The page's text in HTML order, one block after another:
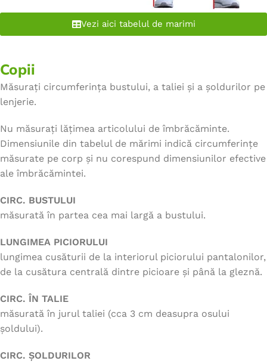
Vezi aici tabelul de marimi
Copii
Măsurați circumferința bustului, a taliei și a șoldurilor pe
lenjerie.
Nu măsurați lățimea articolului de îmbrăcăminte.
Dimensiunile din tabelul de mărimi indică circumferințe
măsurate pe corp și nu corespund dimensiunilor efective
ale îmbrăcămintei.
CIRC. BUSTULUI
măsurată în partea cea mai largă a bustului.
LUNGIMEA PICIORULUI
lungimea cusăturii de la interiorul piciorului pantalonilor,
de la cusătura centrală dintre picioare și până la gleznă.
CIRC. ÎN TALIE
măsurată în jurul taliei (cca 3 cm deasupra osului
șoldului).
CIRC. ȘOLDURILOR